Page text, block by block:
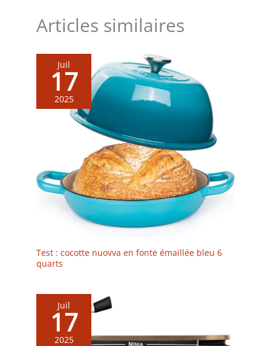
Articles similaires
Juil
17
2025
Test : cocotte nuovva en fonte émaillée bleu 6
quarts
Juil
17
2025